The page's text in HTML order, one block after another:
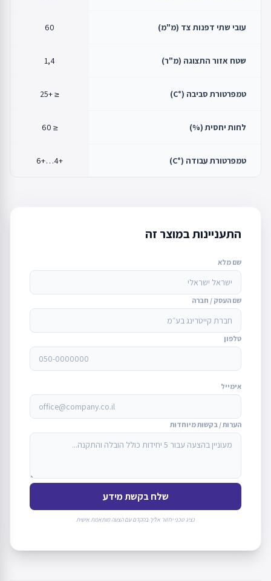
עובי שתי דפנות צד (מ"מ) 60
שטח אזור התצוגה (מ"ר) 1,4
טמפרטורת סביבה (°C) ≤ +25
לחות יחסית (%) ≤ 60
טמפרטורת עבודה (°C) +4…+6
התעניינות במוצר זה
שם מלא
שם העסק / חברה
טלפון
אימייל
הערות / בקשות מיוחדות
שלח בקשת מידע
נציג טכני יחזור אליך בהקדם עם הצעה מותאמת אישית